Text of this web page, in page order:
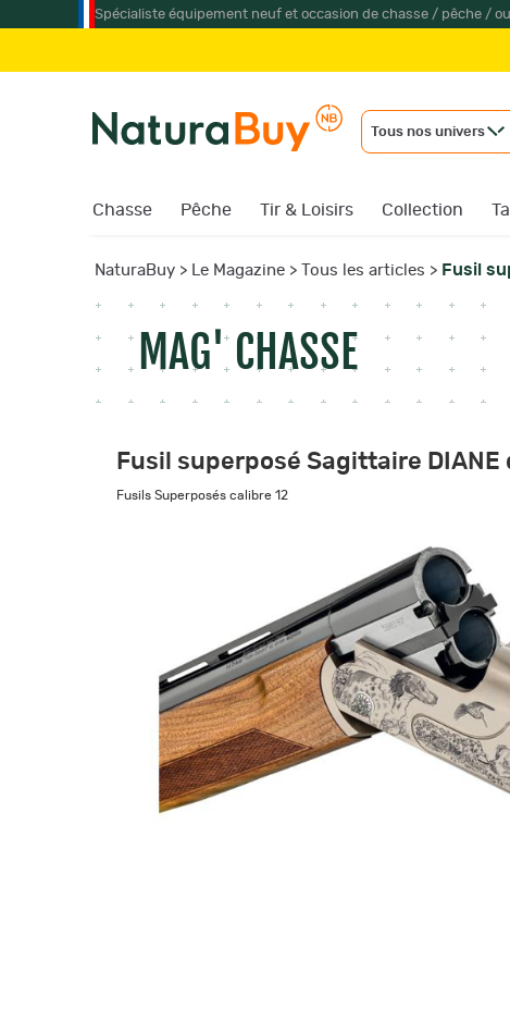
Spécialiste équipement neuf et occasion de chasse / pêche /
Tous nos univers
Chasse Pêche Tir & Loisirs Collection
NaturaBuy > Le Magazine > Tous les articles > Fusil
MAG' CHASSE
Fusil superposé Sagittaire
Fusils Superposés calibre 12